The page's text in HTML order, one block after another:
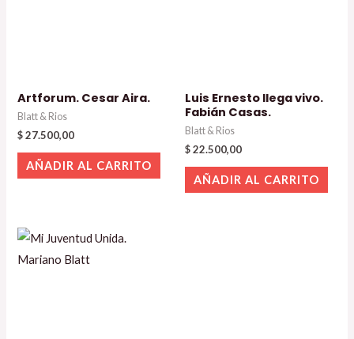
Artforum. Cesar Aira.
Blatt & Rios
$27.500,00
AÑADIR AL CARRITO
Luis Ernesto llega vivo.
Fabián Casas.
Blatt & Rios
$22.500,00
AÑADIR AL CARRITO